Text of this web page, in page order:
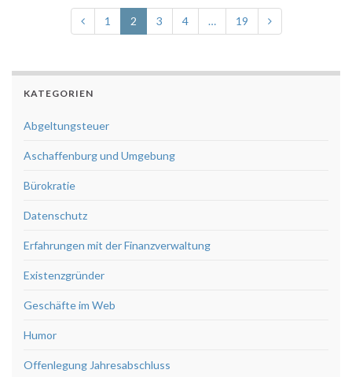
1 2 3 4 … 19
KATEGORIEN
Abgeltungsteuer
Aschaffenburg und Umgebung
Bürokratie
Datenschutz
Erfahrungen mit der Finanzverwaltung
Existenzgründer
Geschäfte im Web
Humor
Offenlegung Jahresabschluss